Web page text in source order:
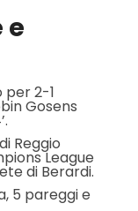
e
per 2-1
Gosens
Reggio
League
di Berardi.
5 pareggi e